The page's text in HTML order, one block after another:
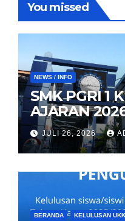
You missed
NEWS / INFO
SMK PGRI 1
AJARAN
JULI 26, 2026
BERANDA KELULUSAN UKK